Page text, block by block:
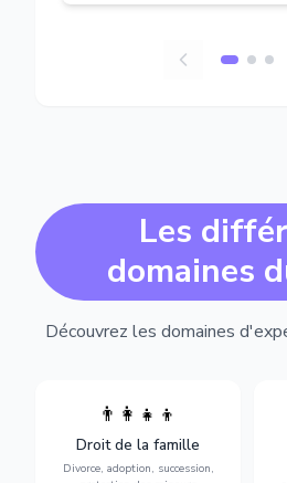
Les
domaines
Découvrez les domaines
👨‍👩‍👧‍👦
Droit de la famille
Divorce, adoption, succession,
Divorce, garde d'enfants,
adoption, succession et
protection des personnes
vulnérables.